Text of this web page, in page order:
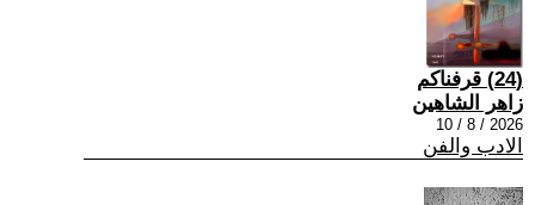
(24) قرفناكم
زاهر الشاهين
2026 / 8 / 10
الادب والفن